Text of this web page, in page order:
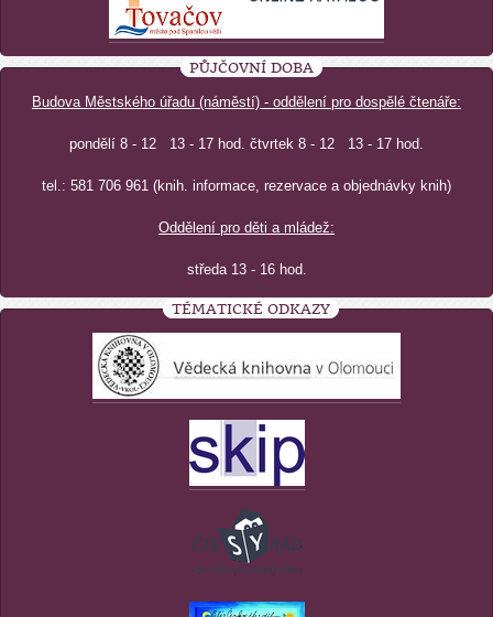
PŮJČOVNÍ DOBA
Budova Městského úřadu (náměstí) - oddělení pro dospělé čtenáře:
pondělí 8 - 12 13 - 17 hod. čtvrtek 8 - 12 13 - 17 hod.
tel.: 581 706 961 (knih. informace, rezervace a objednávky knih)
Oddělení pro děti a mládež:
středa 13 - 16 hod.
TÉMATICKÉ ODKAZY